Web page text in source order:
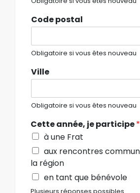
Code postal
Obligatoire si vous êtes nouveau
Ville
Obligatoire si vous êtes nouveau
Cette année, je participe*
à une Frat
aux rencontres
la région
en tant que bénévole